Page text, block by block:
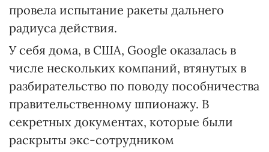
провела испытание ракеты дальнего
радиуса действия.
У себя дома, в США, Google оказалась в
числе нескольких компаний, втянутых в
разбирательство по поводу пособничества
правительственному шпионажу. В
секретных документах, которые были
раскрыты экс-сотрудником